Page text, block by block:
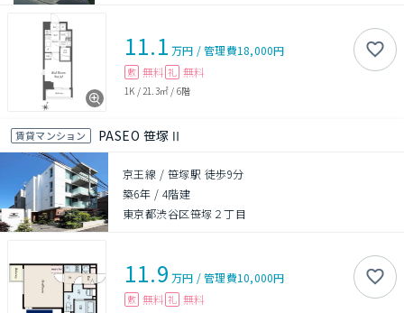
11.1 万円 /管理費18,000円
敷 無料 礼 無料
1K / 21.3㎡ / 6階
賃貸マンション PASEO 笹塚Ⅱ
京王線 / 笹塚駅 徒歩9分
築6年 / 4階建
東京都渋谷区笹塚２丁目
11.9 万円 /管理費10,000円
敷 無料 礼 無料